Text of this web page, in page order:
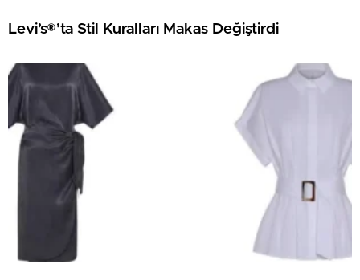
Levi’s®’ta Stil Kuralları Makas Değiştirdi